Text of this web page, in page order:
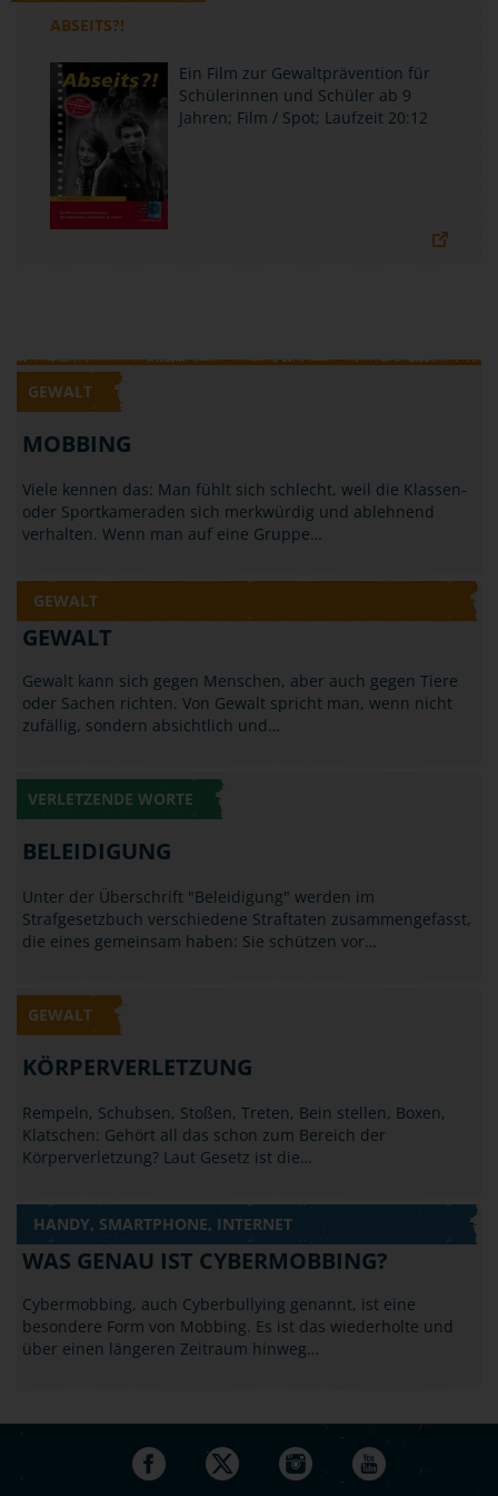
ABSEITS?!
Ein Film zur Gewaltprävention für
Schülerinnen und Schüler ab 9
Jahren; Film / Spot; Laufzeit 20:12
GEWALT
MOBBING
Viele kennen das: Man fühlt sich schlecht, weil die Klassen-
oder Sportkameraden sich merkwürdig und ablehnend
verhalten. Wenn man auf eine Gruppe…
GEWALT
GEWALT
Gewalt kann sich gegen Menschen, aber auch gegen Tiere
oder Sachen richten. Von Gewalt spricht man, wenn nicht
zufällig, sondern absichtlich und…
VERLETZENDE WORTE
BELEIDIGUNG
Unter der Überschrift "Beleidigung" werden im
Strafgesetzbuch verschiedene Straftaten zusammengefasst,
die eines gemeinsam haben: Sie schützen vor…
GEWALT
KÖRPERVERLETZUNG
Rempeln, Schubsen, Stoßen, Treten, Bein stellen, Boxen,
Klatschen: Gehört all das schon zum Bereich der
Körperverletzung? Laut Gesetz ist die…
HANDY, SMARTPHONE, INTERNET
WAS GENAU IST CYBERMOBBING?
Cybermobbing, auch Cyberbullying genannt, ist eine
besondere Form von Mobbing. Es ist das wiederholte und
über einen längeren Zeitraum hinweg…